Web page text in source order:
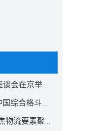
纪念吴学谦同志诞辰100周年座谈会在京举行 汪洋出席
人民体育携手龙FC 共同助力中国综合格斗事业发展
国家物流枢纽怎么建？业界聚焦物流要素聚集方式创新